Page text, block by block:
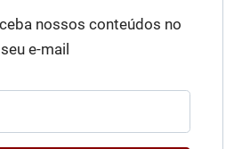
nossos conteúdos no
seu e-mail